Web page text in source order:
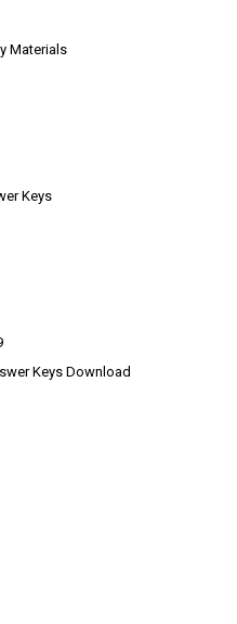
Materials
Keys
Keys Download